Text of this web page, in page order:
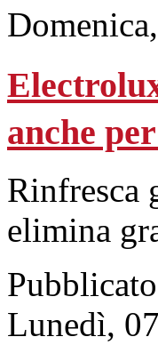
anche
Rinfresca
elimina
Lunedì,